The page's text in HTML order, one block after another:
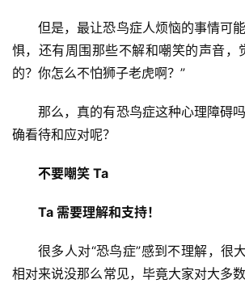
但是，最让恐鸟症人烦恼的事情可
惧，还有周围那些不解和嘲笑的声音，
的？你怎么不怕狮子老虎啊？”
那么，真的有恐鸟症这种心理障碍
确看待和应对呢？
不要嘲笑 Ta
Ta 需要理解和支持！
很多人对“恐鸟症”感到不理解，很
相对来说没那么常见，毕竟大家对大多